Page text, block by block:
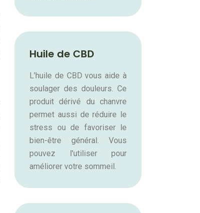
Huile de CBD
L’huile de CBD vous aide à
soulager des douleurs. Ce
produit dérivé du chanvre
permet aussi de réduire le
stress ou de favoriser le
bien-être général. Vous
pouvez l'utiliser pour
améliorer votre sommeil.